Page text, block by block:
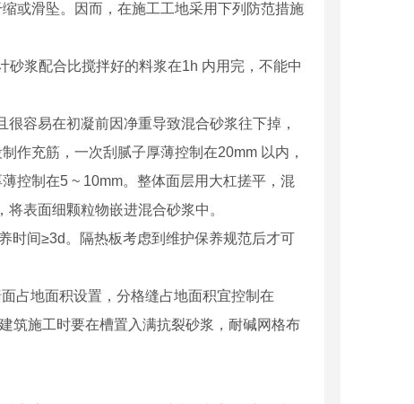
或滑坠。因而，在施工工地采用下列防范措施
浆配合比搅拌好的料浆在1h 内用完，不能中
容易在初凝前因净重导致混合砂浆往下掉，
作充筋，一次刮腻子厚薄控制在20mm 以内，
控制在5 ~ 10mm。整体面层用大杠搓平，混
表面细颗粒物嵌进混合砂浆中。
时间≥3d。隔热板考虑到维护保养规范后才可
占地面积设置，分格缝占地面积宜控制在
筑施工时要在槽置入满抗裂砂浆，耐碱网格布